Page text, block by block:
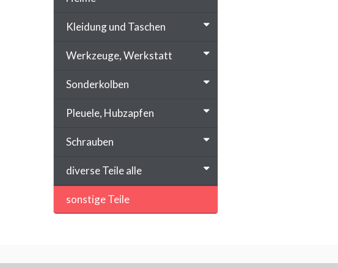
Kleidung und Taschen
Werkzeuge, Werkstatt
Sonderkolben
Pleuele, Hubzapfen
Schrauben
diverse Teile alle
sonstige Teile